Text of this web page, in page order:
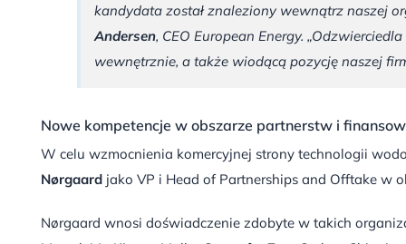
kandydata został znaleziony wewnątrz naszej
Andersen, CEO European Energy.
wewnętrznie, a także wiodącą pozycję naszej
Nowe kompetencje w obszarze partnerstw i
W celu wzmocnienia komercyjnej strony technologii
Nørgaard jako VP i Head of Partnerships and Offtake w
Nørgaard wnosi doświadczenie zdobyte w takich